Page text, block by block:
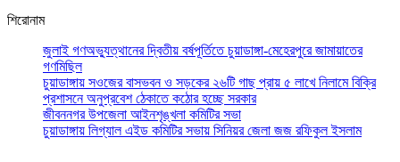
শিরোনাম
জুলাই গণঅভ্যুত্থানের দ্বিতীয় বর্ষপূর্তিতে চুয়াডাঙ্গা-মেহেরপুরে জামায়াতের
গণমিছিল
চুয়াডাঙ্গায় সওজের বাসভবন ও সড়কের ২৬টি গাছ প্রায় ৫ লাখে নিলামে বিক্রি
প্রশাসনে অনুপ্রবেশ ঠেকাতে কঠোর হচ্ছে সরকার
জীবননগর উপজেলা আইনশৃঙ্খলা কমিটির সভা
চুয়াডাঙ্গায় লিগ্যাল এইড কমিটির সভায় সিনিয়র জেলা জজ রফিকুল ইসলাম